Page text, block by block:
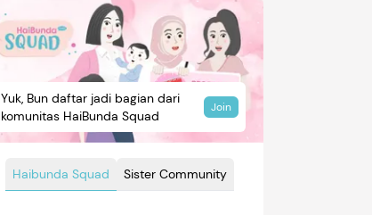
Haibunda Squad Sister Community
Yuk, Bun daftar jadi bagian dari
komunitas HaiBunda Squad
Join